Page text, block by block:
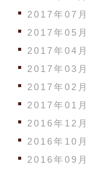
2017年07月
2017年05月
2017年04月
2017年03月
2017年02月
2017年01月
2016年12月
2016年10月
2016年09月